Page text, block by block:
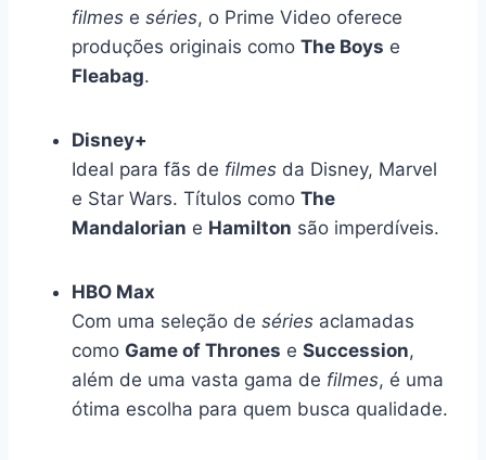
filmes e séries, o Prime Video oferece
produções originais como The Boys e
Fleabag.
Disney+
Ideal para fãs de filmes da Disney, Marvel
e Star Wars. Títulos como The
Mandalorian e Hamilton são imperdíveis.
HBO Max
Com uma seleção de séries aclamadas
como Game of Thrones e Succession,
além de uma vasta gama de filmes, é uma
ótima escolha para quem busca qualidade.